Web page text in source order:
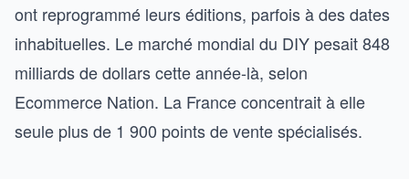
ont reprogrammé leurs éditions, parfois à des dates
inhabituelles. Le marché mondial du DIY pesait 848
milliards de dollars cette année-là, selon
Ecommerce Nation. La France concentrait à elle
seule plus de 1 900 points de vente spécialisés.